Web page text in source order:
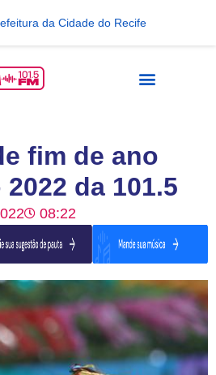
da Cidade do Recife
fim de ano
da 101.5
08:22